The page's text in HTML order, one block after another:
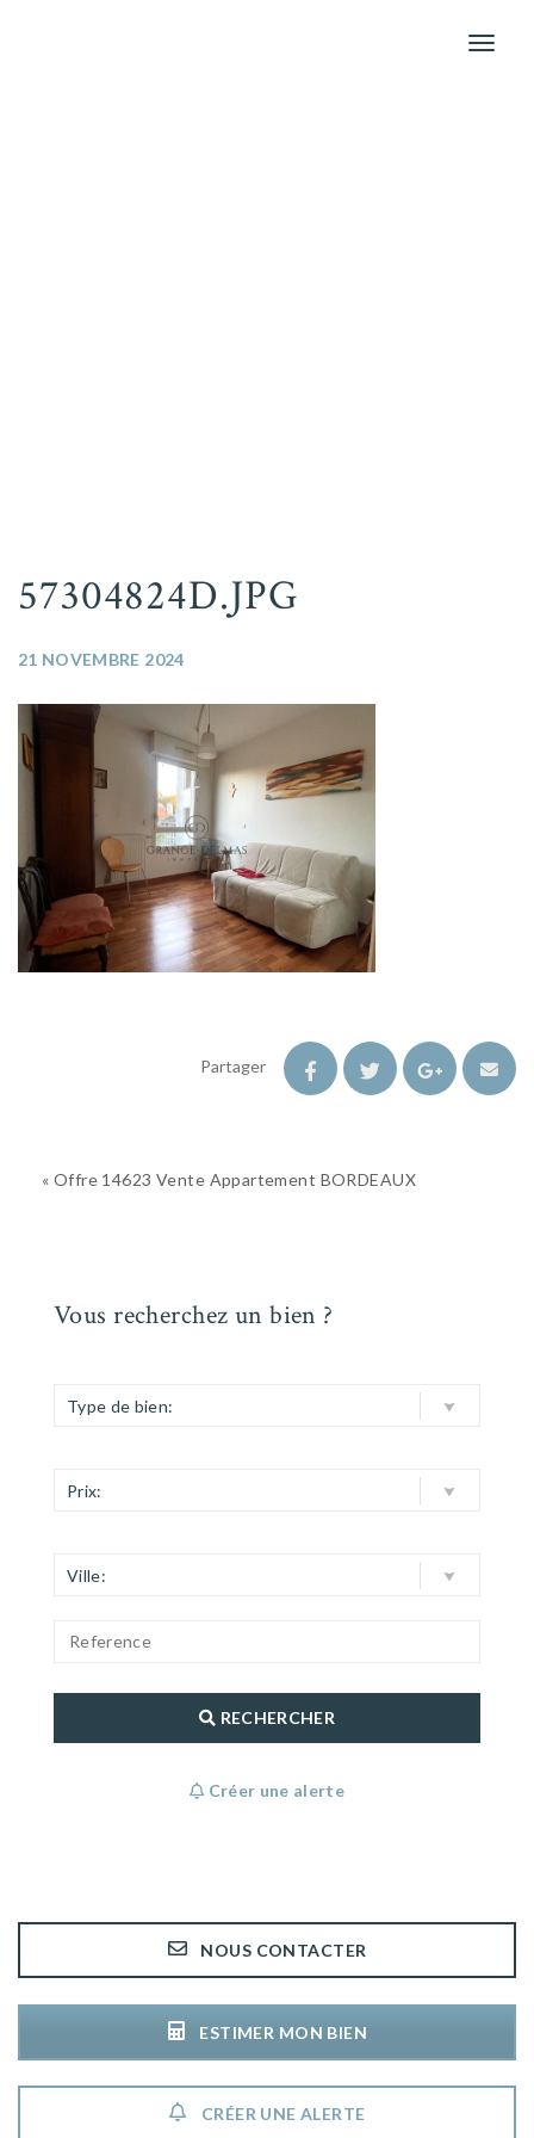
Toggle
57304824D.JPG
21 NOVEMBRE 2024
Partager
« Offre 14623 Vente Appartement BORDEAUX
Vous recherchez un bien ?
Type de bien:
Prix:
Ville:
RECHERCHER
Créer une alerte
NOUS CONTACTER
ESTIMER MON BIEN
CRÉER UNE ALERTE